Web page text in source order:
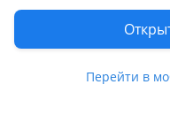
Перейти в
Чингис